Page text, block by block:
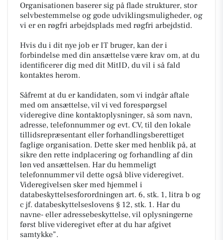
Organisationen baserer sig på flade strukturer, stor
selvbestemmelse og gode udviklingsmuligheder, og
vi er en røgfri arbejdsplads med røgfri arbejdstid.
Hvis du i dit nye job er IT bruger, kan der i
forbindelse med din ansættelse være krav om, at du
identificerer dig med dit MitID, du vil i så fald
kontaktes herom.
Såfremt at du er kandidaten, som vi indgår aftale
med om ansættelse, vil vi ved forespørgsel
videregive dine kontaktoplysninger, så som navn,
adresse, telefonnummer og evt. CV, til den lokale
tillidsrepræsentant eller forhandlingsberettiget
faglige organisation. Dette sker med henblik på, at
sikre den rette indplacering og forhandling af din
løn ved ansættelsen. Har du hemmeligt
telefonnummer vil dette også blive videregivet.
Videregivelsen sker med hjemmel i
databeskyttelsesforordningen art. 6, stk. 1, litra b og
c jf. databeskyttelseslovens § 12, stk. 1. Har du
navne- eller adressebeskyttelse, vil oplysningerne
først blive videregivet efter at du har afgivet
samtykke”.